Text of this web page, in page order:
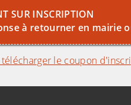
SUR INSCRIPTION
à retourner en mairie
télécharger le coupon